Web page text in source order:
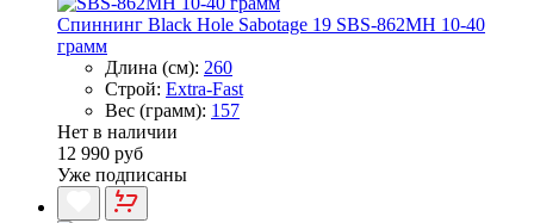
Спиннинг Black Hole Sabotage 19 SBS-862MH 10-40
грамм
Длина (см): 260
Строй: Extra-Fast
Вес (грамм): 157
Нет в наличии
12 990 руб
Уже подписаны